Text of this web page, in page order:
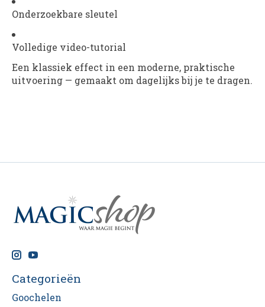
Onderzoekbare sleutel
Volledige video-tutorial
Een klassiek effect in een moderne, praktische
uitvoering — gemaakt om dagelijks bij je te dragen.
Categorieën
Goochelen